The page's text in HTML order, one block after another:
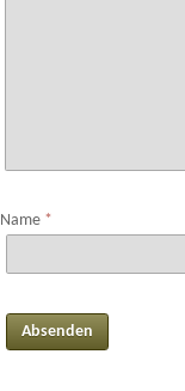
Name *